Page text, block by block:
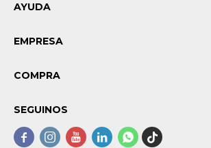
AYUDA
EMPRESA
COMPRA
SEGUINOS
    